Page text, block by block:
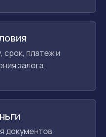
срок, платеж и
залога.
документов